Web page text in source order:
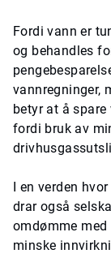
Fordi vann er
og behandles
vannregninger,
betyr at å
fordi bruk av
I en verden
drar også
omdømme
minske